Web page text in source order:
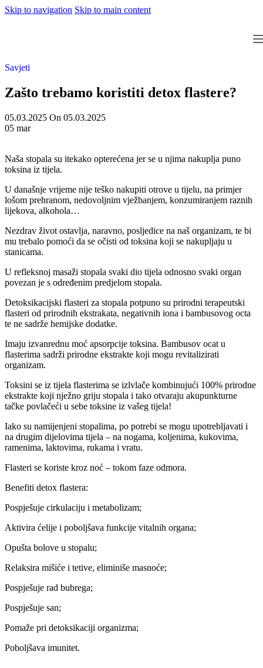
Skip to navigation Skip to main content
Savjeti
Zašto trebamo koristiti detox flastere?
05.03.2025 On 05.03.2025
05 mar
Naša stopala su itekako opterećena jer se u njima nakuplja puno
toksina iz tijela.
U današnje vrijeme nije teško nakupiti otrove u tijelu, na primjer
lošom prehranom, nedovoljnim vježbanjem, konzumiranjem raznih
lijekova, alkohola…
Nezdrav život ostavlja, naravno, posljedice na naš organizam, te bi
mu trebalo pomoći da se očisti od toksina koji se nakupljaju u
stanicama.
U refleksnoj masaži stopala svaki dio tijela odnosno svaki organ
povezan je s određenim predjelom stopala.
Detoksikacijski flasteri za stopala potpuno su prirodni terapeutski
flasteri od prirodnih ekstrakata, negativnih iona i bambusovog octa
te ne sadrže hemijske dodatke.
Imaju izvanrednu moć apsorpcije toksina. Bambusov ocat u
flasterima sadrži prirodne ekstrakte koji mogu revitalizirati
organizam.
Toksini se iz tijela flasterima se izlvlače kombinujući 100% prirodne
ekstrakte koji nježno griju stopala i tako otvaraju akupunkturne
tačke povlačeći u sebe toksine iz vašeg tijela!
Iako su namijenjeni stopalima, po potrebi se mogu upotrebljavati i
na drugim dijelovima tijela – na nogama, koljenima, kukovima,
ramenima, laktovima, rukama i vratu.
Flasteri se koriste kroz noć – tokom faze odmora.
Benefiti detox flastera:
Pospješuje cirkulaciju i metabolizam;
Aktivira ćelije i poboljšava funkcije vitalnih organa;
Opušta bolove u stopalu;
Relaksira mišiće i tetive, eliminiše masnoće;
Pospješuje rad bubrega;
Pospješuje san;
Pomaže pri detoksikaciji organizma;
Poboljšava imunitet.